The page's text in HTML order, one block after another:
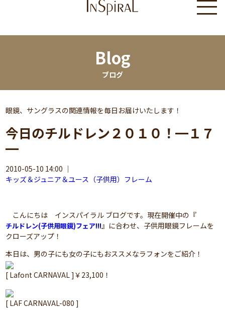
Blog
ブログ
眼鏡、サングラスの関連情報を毎日お届けいたします！
今日のチルドレン２０１０！━１７
━
2010-05-10 14:00 ｜
キッズ＆ジュニア＆ユース（子供用）フレーム
こんにちは インスパイラル ブログです。現在開催中の『
チルドレン(子供用眼鏡)フェア!!!』に合わせ、子供用眼鏡フレームを
クローズアップ！
本日は、男の子にも女の子にもおススメなラフォンをご紹介！
[ Lafont CARNAVAL ]￥23,100！
[ LAF CARNAVAL-080 ]